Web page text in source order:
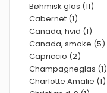
Bøhmisk glas (11)
Cabernet (1)
Canada, hvid (1)
Canada, smoke (5)
Capriccio (2)
Champagneglas (1)
Charlotte Amalie (1)